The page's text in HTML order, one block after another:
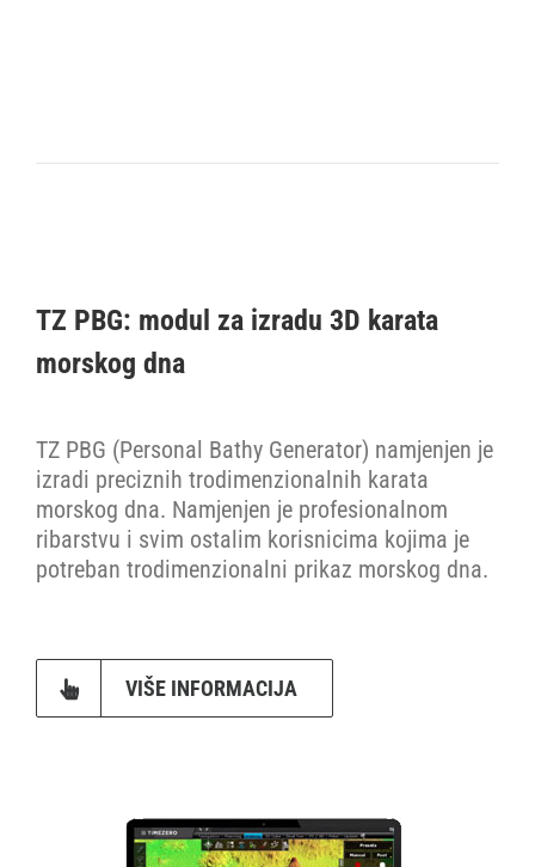
TZ PBG: modul za izradu 3D karata
morskog dna
TZ PBG (Personal Bathy Generator) namjenjen je
izradi preciznih trodimenzionalnih karata
morskog dna. Namjenjen je profesionalnom
ribarstvu i svim ostalim korisnicima kojima je
potreban trodimenzionalni prikaz morskog dna.
VIŠE INFORMACIJA